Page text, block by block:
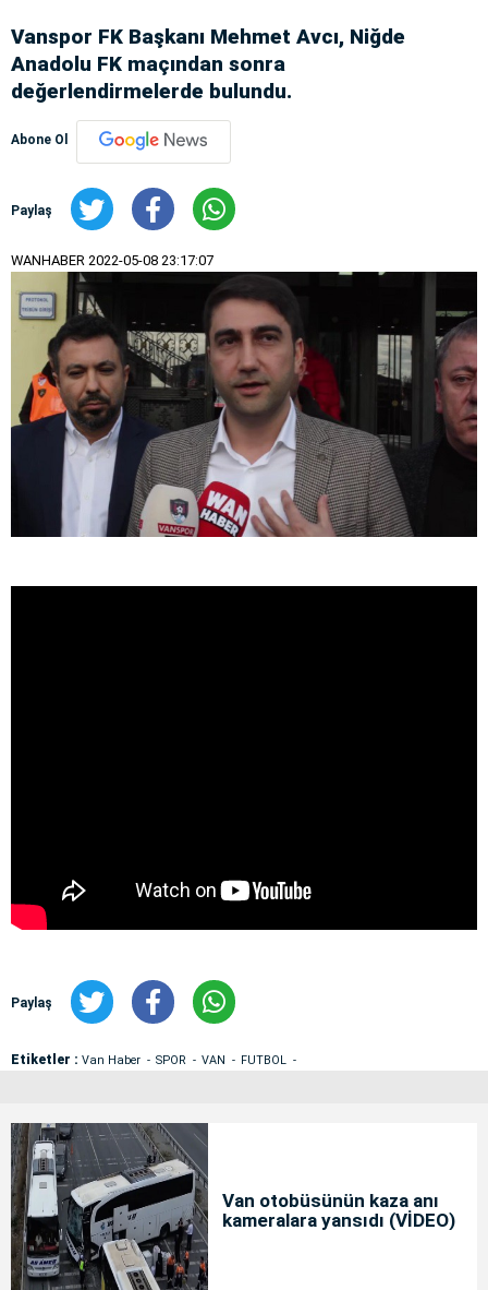
Vanspor FK Başkanı Mehmet Avcı, Niğde
Anadolu FK maçından sonra
değerlendirmelerde bulundu.
Abone Ol
Paylaş
WANHABER 2022-05-08 23:17:07
Paylaş
Etiketler : Van Haber SPOR VAN FUTBOL
Van otobüsünün kaza anı
kameralara yansıdı (VİDEO)